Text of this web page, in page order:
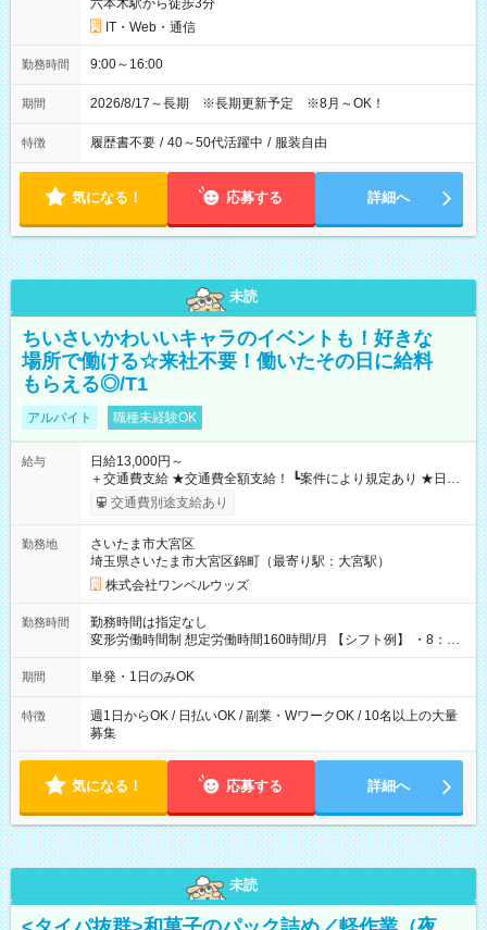
六本木駅から徒歩3分
IT・Web・通信
勤務時間 9:00～16:00
期間 2026/8/17～長期 ※長期更新予定 ※8月～OK！
特徴 履歴書不要 / 40～50代活躍中 / 服装自由
気になる！ 応募する 詳細へ
未読
ちいさいかわいいキャラのイベントも！好きな
場所で働ける☆来社不要！働いたその日に給料
もらえる◎/T1
アルバイト 職種未経験OK
給与
日給13,000円～
＋交通費支給 ★交通費全額支給！ ┗案件により規定あり ★日払
いOK！（規定あり） ┗働いたその日に現金GET♪ お仕事後はコ
ンビニATMから 日払い分を引き落とせます！ 【試用期間】試
交通費別途支給あり
勤務地
さいたま市大宮区
埼玉県さいたま市大宮区錦町（最寄り駅：大宮駅）
株式会社ワンベルウッズ
勤務時間
勤務時間は指定なし
変形労働時間制 想定労働時間160時間/月 【シフト例】 ・8：00
～21：00
期間 単発・1日のみOK
特徴
週1日からOK / 日払いOK / 副業・WワークOK / 10名以上の大量
募集
気になる！ 応募する 詳細へ
未読